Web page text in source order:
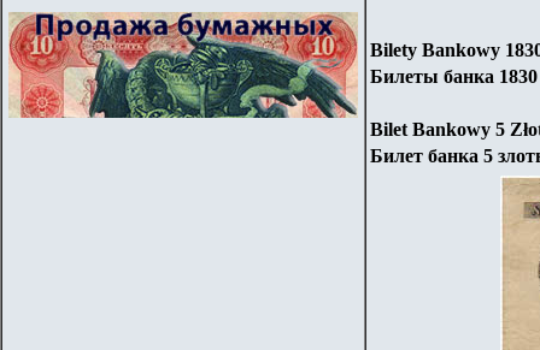
Bilety Bankowy
Билеты банка 1830
Bilet Bankowy 5
Билет банка 5